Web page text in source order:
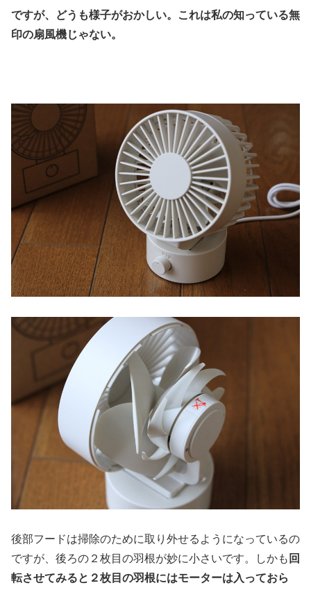
ですが、どうも様子がおかしい。これは私の知っている無
印の扇風機じゃない。
後部フードは掃除のために取り外せるようになっているの
ですが、後ろの２枚目の羽根が妙に小さいです。しかも 回
転させてみると２枚目の羽根にはモーターは入っておら